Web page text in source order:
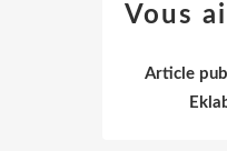
Vous
Article